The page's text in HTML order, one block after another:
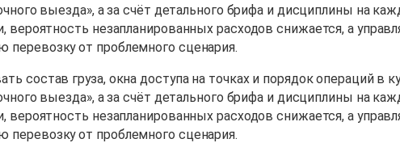
выезда», а за счёт детального брифа и дисциплины на
вероятность незапланированных расходов снижается, а
перевозку от проблемного сценария.
состав груза, окна доступа на точках и порядок операций в
выезда», а за счёт детального брифа и дисциплины на
вероятность незапланированных расходов снижается, а
перевозку от проблемного сценария.